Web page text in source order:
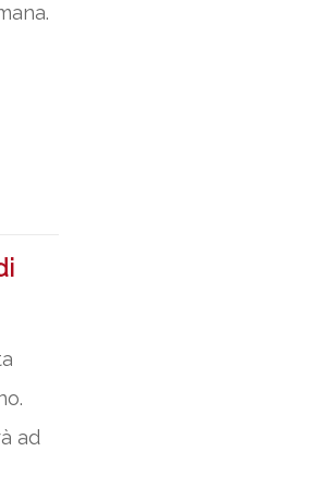
ad